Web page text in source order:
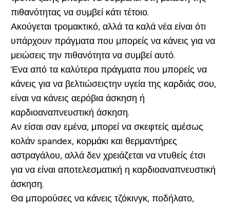
πιθανότητας να συμβεί κάτι τέτοιο.
Ακούγεται τρομακτικό, αλλά τα καλά νέα είναι ότι
υπάρχουν πράγματα που μπορείς να κάνεις για να
μειώσεις την πιθανότητα να συμβεί αυτό.
Ένα από τα καλύτερα πράγματα που μπορείς να
κάνεις για να βελτιώσειςτην υγεία της καρδιάς σου,
είναι να κάνεις αερόβια άσκηση ή
καρδιοαναπνευστική άσκηση.
Αν είσαι σαν εμένα, μπορεί να σκεφτείς αμέσως
κολάν spandex, κορμάκι και θερμαντήρες
αστραγάλου, αλλά δεν χρειάζεται να ντυθείς έτσι
για να είναι αποτελεσματική η καρδιοαναπνευστική
άσκηση.
Θα μπορούσες να κάνεις τζόκινγκ, ποδήλατο,